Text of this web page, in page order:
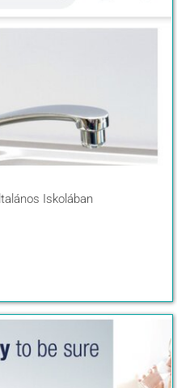
Iskolában